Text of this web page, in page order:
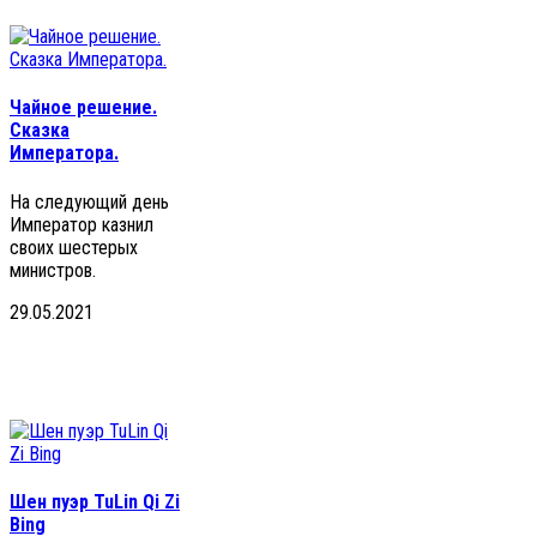
Чайное решение.
Сказка
Императора.
На следующий день
Император казнил
своих шестерых
министров.
29.05.2021
Шен пуэр TuLin Qi Zi
Bing